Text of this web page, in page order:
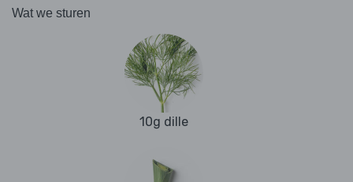
Wat we sturen
10g dille